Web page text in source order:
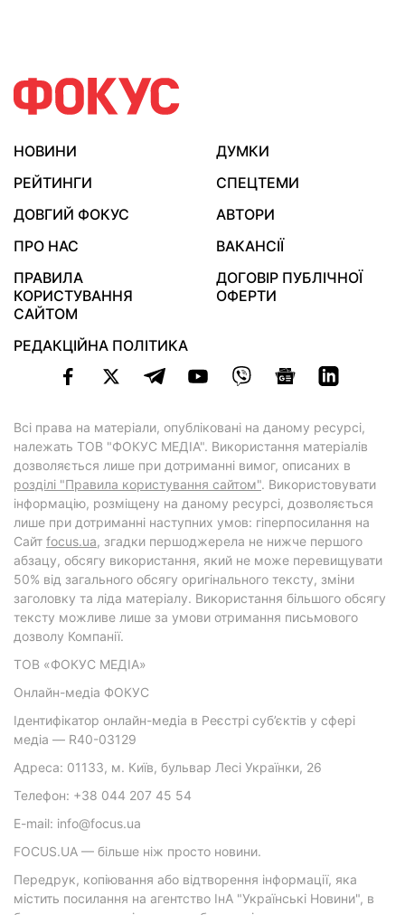
НОВИНИ
ДУМКИ
РЕЙТИНГИ
СПЕЦТЕМИ
ДОВГИЙ ФОКУС
АВТОРИ
ПРО НАС
ВАКАНСІЇ
ПРАВИЛА
КОРИСТУВАННЯ
САЙТОМ
ДОГОВІР ПУБЛІЧНОЇ
ОФЕРТИ
РЕДАКЦІЙНА ПОЛІТИКА
Всі права на матеріали, опубліковані на даному ресурсі,
належать ТОВ "ФОКУС МЕДІА". Використання матеріалів
дозволяється лише при дотриманні вимог, описаних в
розділі "Правила користування сайтом". Використовувати
інформацію, розміщену на даному ресурсі, дозволяється
лише при дотриманні наступних умов: гіперпосилання на
Cайт focus.ua, згадки першоджерела не нижче першого
абзацу, обсягу використання, який не може перевищувати
50% від загального обсягу оригінального тексту, зміни
заголовку та ліда матеріалу. Використання більшого обсягу
тексту можливе лише за умови отримання письмового
дозволу Компанії.
ТОВ «ФОКУС МЕДІА»
Онлайн-медіа ФОКУС
Ідентифікатор онлайн-медіа в Реєстрі суб’єктів у сфері
медіа — R40-03129
Адреса: 01133, м. Київ, бульвар Лесі Українки, 26
Телефон: +38 044 207 45 54
E-mail: info@focus.ua
FOCUS.UA — більше ніж просто новини.
Передрук, копіювання або відтворення інформації, яка
містить посилання на агентство ІнА "Українські Новини", в